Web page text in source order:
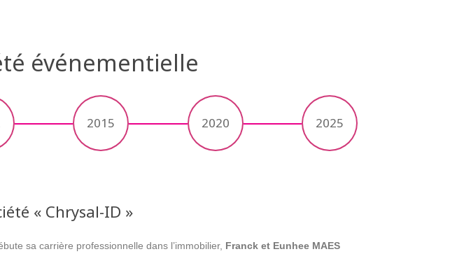
événementielle
2015 2020 2025
« Chrysal-ID »
sa carrière professionnelle dans l’immobilier, Franck et Eunhee MAES